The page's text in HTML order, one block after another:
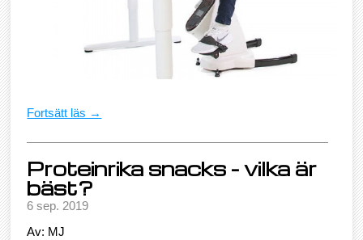
Fortsätt läs →
Proteinrika snacks - vilka är
bäst?
6 sep. 2019
Av: MJ